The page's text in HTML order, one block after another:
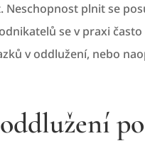
Neschopnost plnit se
se v praxi
v oddlužení, nebo